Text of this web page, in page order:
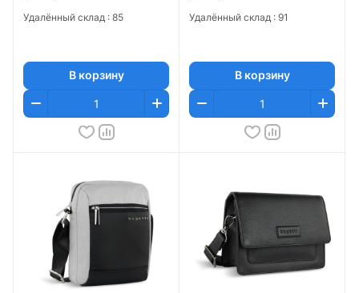
Удалённый склад : 85
В корзину
Удалённый склад : 91
В корзину